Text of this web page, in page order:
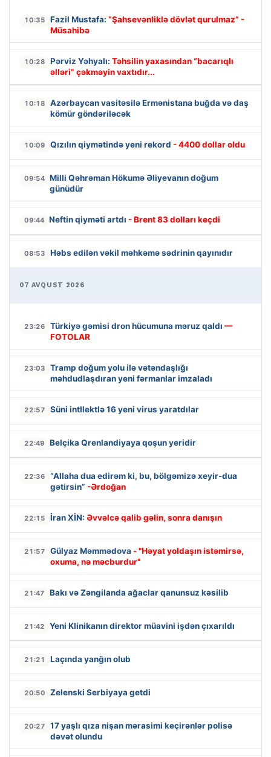
10:35 Fazil Mustafa: “Şahsevənliklə dövlət qurulmaz” -
Müsahibə
10:28 Pərviz Yəhyalı: Təhsilin yaxasından “bacarıqlı
əlləri” çəkməyin vaxtıdır...
10:18
Azərbaycan vasitəsilə Ermənistana buğda və daş
kömür göndəriləcək
10:09 Qızılın qiymətində yeni rekord - 4400 dollar oldu
09:54 Milli Qəhrəman Hökumə Əliyevanın doğum
günüdür
09:44 Neftin qiyməti artdı - Brent 83 dolları keçdi
08:53 Həbs edilən vəkil məhkəmə sədrinin qayınıdır
07 AVQUST 2026
23:26 Türkiyə gəmisi dron hücumuna məruz qaldı —
FOTOLAR
23:03
Tramp doğum yolu ilə vətəndaşlığı
məhdudlaşdıran yeni fərmanlar imzaladı
22:57 Süni intllektlə 16 yeni virus yaratdılar
22:49 Belçika Qrenlandiyaya qoşun yeridir
22:36
“Allaha dua edirəm ki, bu, bölgəmizə xeyir-dua
gətirsin” -Ərdoğan
22:15 İran XİN: Əvvəlcə qalib gəlin, sonra danışın
21:57 Gülyaz Məmmədova - "Həyat yoldaşın istəmirsə,
oxuma, nə məcburdur"
21:47 Bakı və Zəngilanda ağaclar qanunsuz kəsilib
21:42 Yeni Klinikanın direktor müavini işdən çıxarıldı
21:21 Laçında yanğın olub
20:50 Zelenski Serbiyaya getdi
20:27
17 yaşlı qıza nişan mərasimi keçirənlər polisə
dəvət olundu